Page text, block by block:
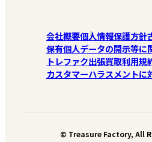
会社概要個人情報保護方針
保有個人データの開示等に
トレファク出張買取利用規
カスタマーハラスメントに
© Treasure Factory, All